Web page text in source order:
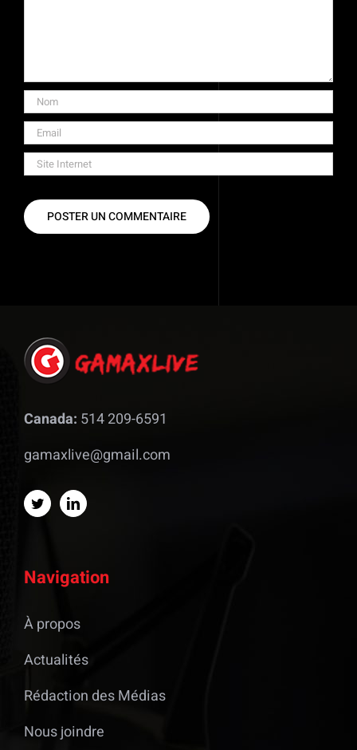
Canada: 514 209-6591
gamaxlive@gmail.com
Navigation
À propos
Actualités
Rédaction des Médias
Nous joindre